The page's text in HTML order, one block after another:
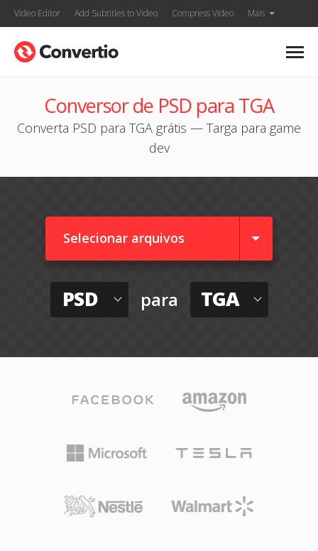
Video Editor Add Subtitles to Video Compress Video Mais
Conversor de PSD para TGA
Converta PSD para TGA grátis — Targa para game
dev
Selecionar arquivos
PSD para TGA